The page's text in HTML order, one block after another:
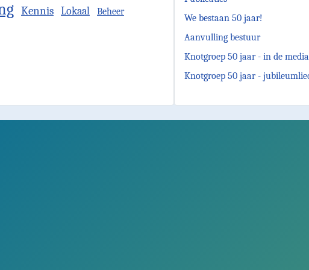
Kennis Lokaal Beheer
We bestaan 50 jaar!
Aanvulling bestuur
Knotgroep 50 jaar - in de media
Knotgroep 50 jaar -